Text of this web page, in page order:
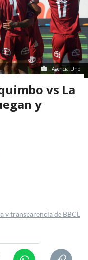
Agencia Uno
vs La
y
y transparencia de BBCL